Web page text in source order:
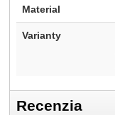
Material
Varianty
Recenzia